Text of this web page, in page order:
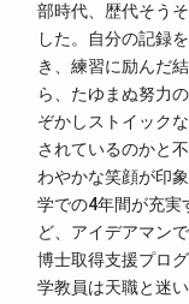
部時代、歴代そう
した。自分の記録
き、練習に励んだ
ら、たゆまぬ努力
ぞかしストイック
されているのかと
わやかな笑顔が印
学での4年間が充実
ど、アイデアマン
博士取得支援プロ
学教員は天職と迷